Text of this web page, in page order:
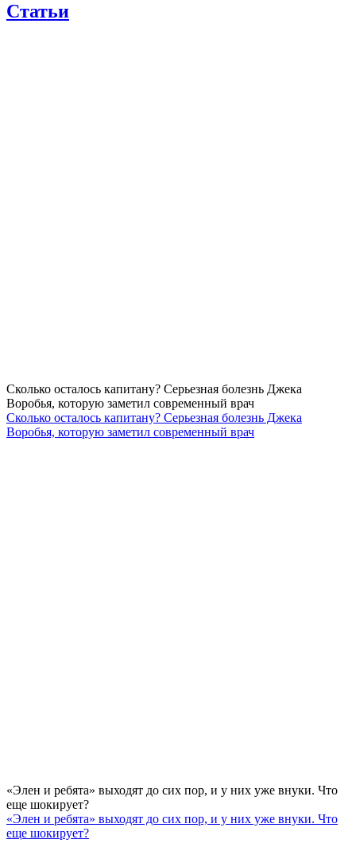
Статьи
Сколько осталось капитану? Серьезная болезнь Джека
Воробья, которую заметил современный врач
Сколько осталось капитану? Серьезная болезнь Джека
Воробья, которую заметил современный врач
«Элен и ребята» выходят до сих пор, и у них уже внуки. Что
еще шокирует?
«Элен и ребята» выходят до сих пор, и у них уже внуки. Что
еще шокирует?